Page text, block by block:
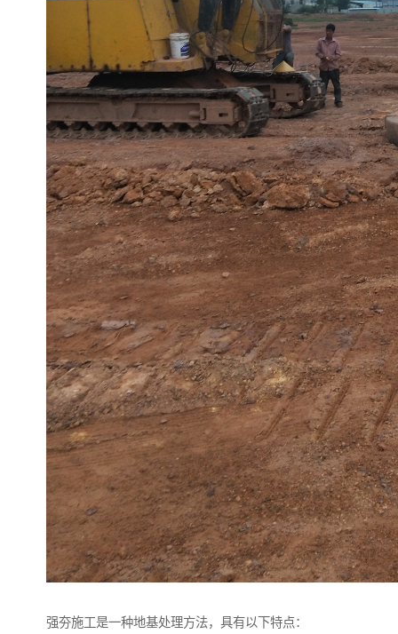
强夯施工是一种地基处理方法，具有以下特点：